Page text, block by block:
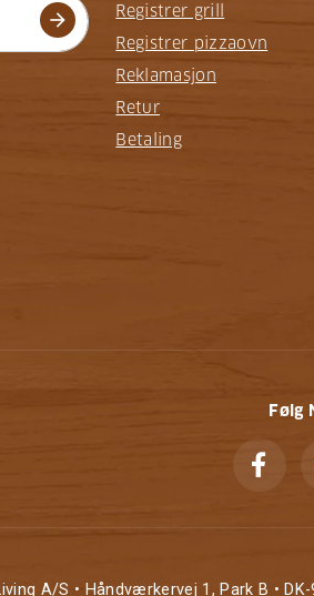
arrow_forward
Registrer grill
Registrer pizzaovn
Reklamasjon
Retur
Betaling
Følg
A/S • Håndværkervej 1, Park B •